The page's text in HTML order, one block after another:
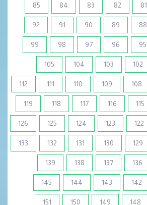
81
82
83
84
85
88
89
90
91
92
95
96
97
98
99
102
103
104
105
108
109
110
111
112
115
116
117
118
119
122
123
124
125
126
129
130
131
132
133
136
137
138
139
142
143
144
145
148
149
150
151